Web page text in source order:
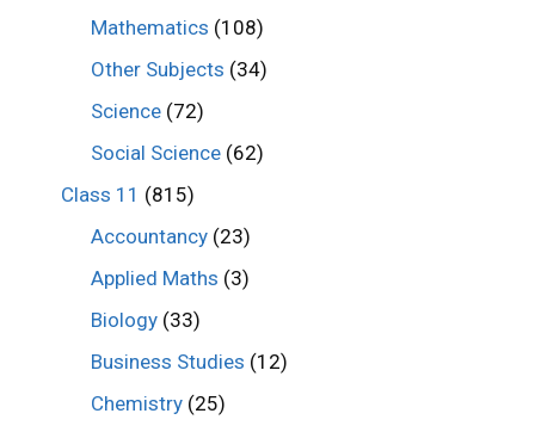
Mathematics (108)
Other Subjects (34)
Science (72)
Social Science (62)
Class 11 (815)
Accountancy (23)
Applied Maths (3)
Biology (33)
Business Studies (12)
Chemistry (25)